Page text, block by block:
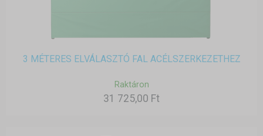
3 MÉTERES ELVÁLASZTÓ FAL ACÉLSZERKEZETHEZ
Raktáron
31 725,00 Ft